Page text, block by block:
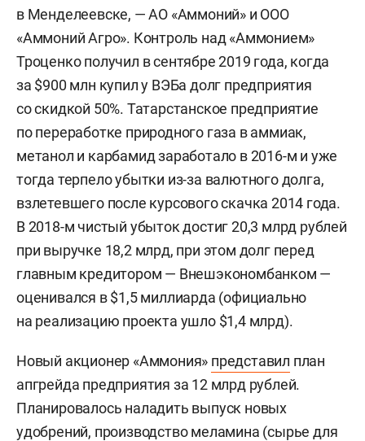
в Менделеевске, — АО «Аммоний» и ООО
«Аммоний Агро». Контроль над «Аммонием»
Троценко получил в сентябре 2019 года, когда
за $900 млн купил у ВЭБа долг предприятия
со скидкой 50%. Татарстанское предприятие
по переработке природного газа в аммиак,
метанол и карбамид заработало в 2016-м и уже
тогда терпело убытки из-за валютного долга,
взлетевшего после курсового скачка 2014 года.
В 2018-м чистый убыток достиг 20,3 млрд рублей
при выручке 18,2 млрд, при этом долг перед
главным кредитором — Внешэкономбанком —
оценивался в $1,5 миллиарда (официально
на реализацию проекта ушло $1,4 млрд).
Новый акционер «Аммония» представил план
апгрейда предприятия за 12 млрд рублей.
Планировалось наладить выпуск новых
удобрений, производство меламина (сырье для